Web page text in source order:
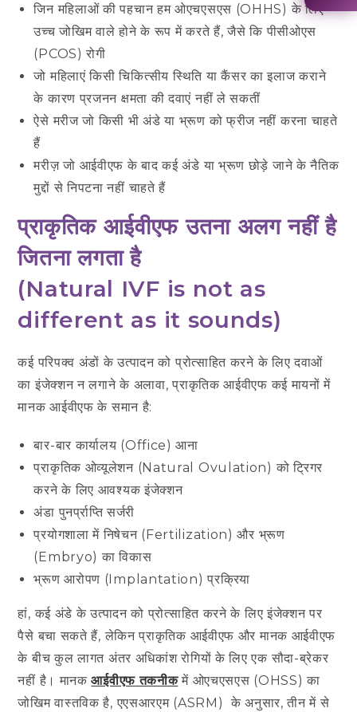
जिन महिलाओं की पहचान हम ओएचएसएस (OHHS) के लिए
उच्च जोखिम वाले होने के रूप में करते हैं, जैसे कि पीसीओएस
(PCOS) रोगी
जो महिलाएं किसी चिकित्सीय स्थिति या कैंसर का इलाज कराने
के कारण प्रजनन क्षमता की दवाएं नहीं ले सकतीं
ऐसे मरीज जो किसी भी अंडे या भ्रूण को फ्रीज नहीं करना चाहते
हैं
मरीज़ जो आईवीएफ के बाद कई अंडे या भ्रूण छोड़े जाने के नैतिक
मुद्दों से निपटना नहीं चाहते हैं
प्राकृतिक आईवीएफ उतना अलग नहीं है
जितना लगता है
(Natural IVF is not as
different as it sounds)
कई परिपक्व अंडों के उत्पादन को प्रोत्साहित करने के लिए दवाओं
का इंजेक्शन न लगाने के अलावा, प्राकृतिक आईवीएफ कई मायनों में
मानक आईवीएफ के समान है:
बार-बार कार्यालय (Office) आना
प्राकृतिक ओव्यूलेशन (Natural Ovulation) को ट्रिगर
करने के लिए आवश्यक इंजेक्शन
अंडा पुनर्प्राप्ति सर्जरी
प्रयोगशाला में निषेचन (Fertilization) और भ्रूण
(Embryo) का विकास
भ्रूण आरोपण (Implantation) प्रक्रिया
हां, कई अंडे के उत्पादन को प्रोत्साहित करने के लिए इंजेक्शन पर
पैसे बचा सकते हैं, लेकिन प्राकृतिक आईवीएफ और मानक आईवीएफ
के बीच कुल लागत अंतर अधिकांश रोगियों के लिए एक सौदा-ब्रेकर
नहीं है। मानकआईवीएफ तकनीकमें ओएचएसएस (OHSS) का
जोखिम वास्तविक है, एएसआरएम (ASRM) के अनुसार, तीन में से